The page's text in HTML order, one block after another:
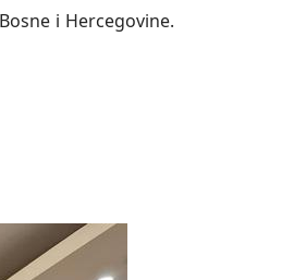
i Hercegovine.